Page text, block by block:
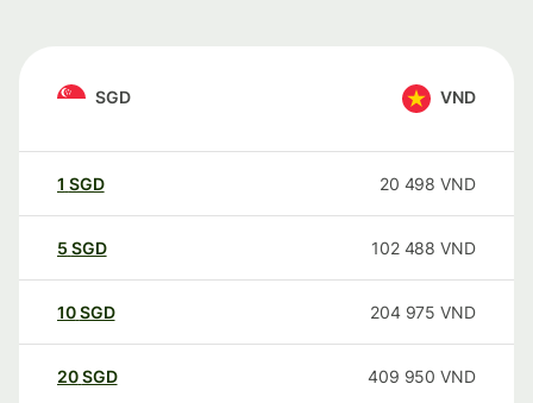
SGD VND
1 SGD 20 498 VND
5 SGD 102 488 VND
10SGD 204 975 VND
20SGD 409 950 VND